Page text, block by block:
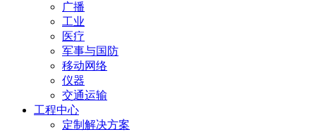
广播
工业
医疗
军事与国防
移动网络
仪器
交通运输
工程中心
定制解决方案